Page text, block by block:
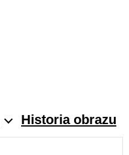
Historia obrazu